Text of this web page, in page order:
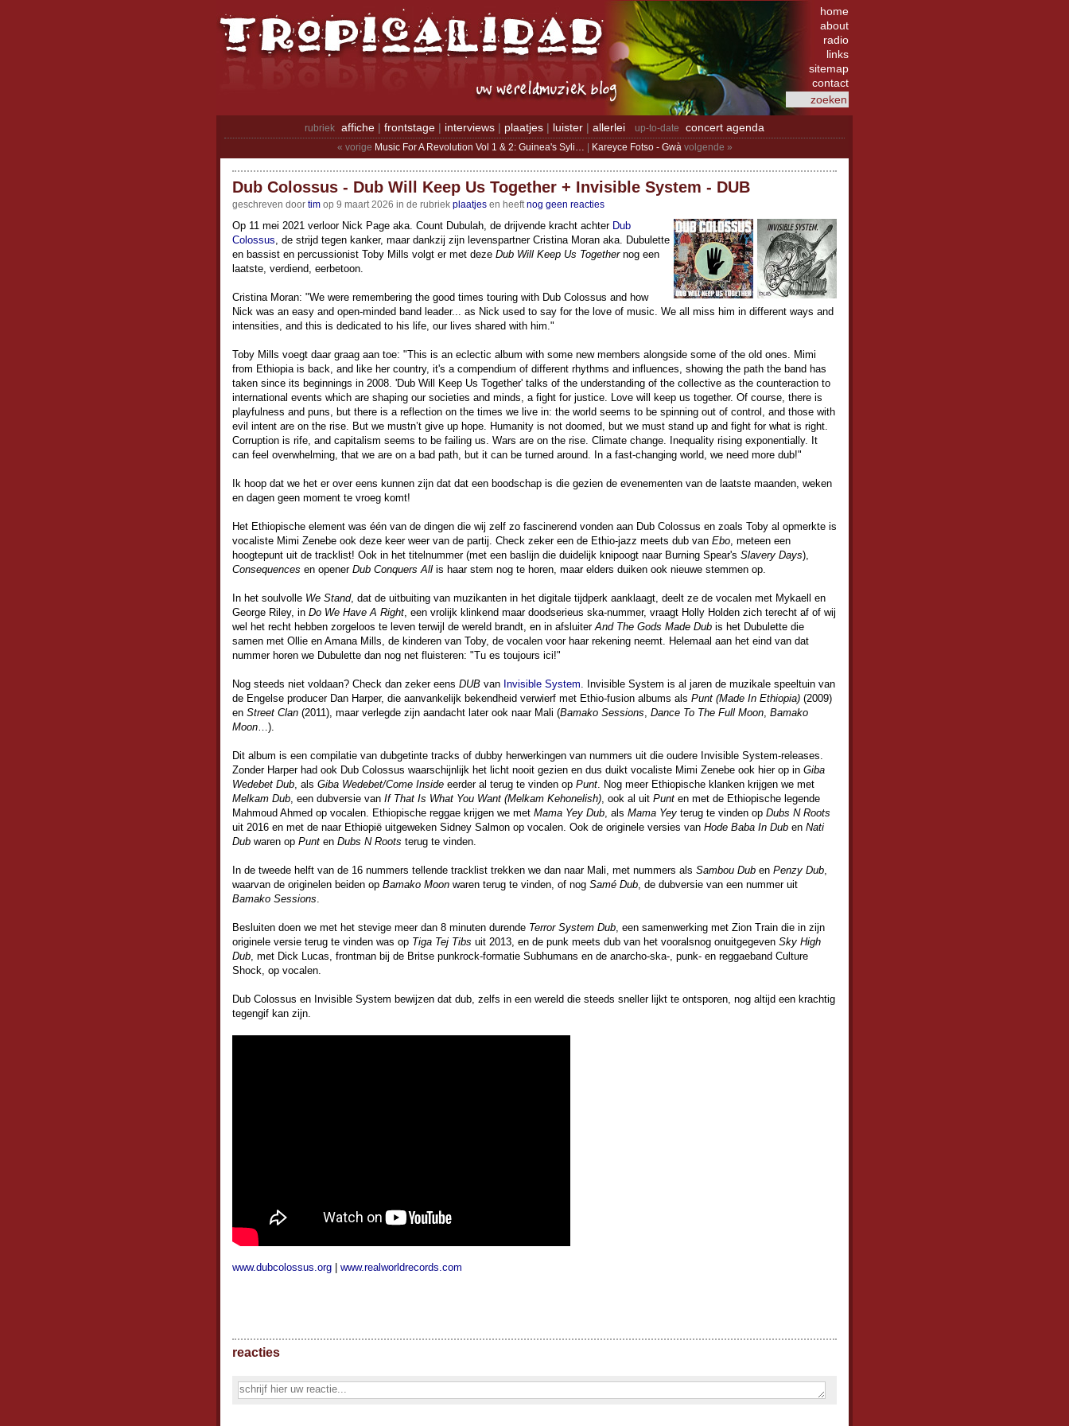
home
about
radio
links
sitemap
contact
rubriek affiche | frontstage | interviews | plaatjes | luister | allerlei up-to-date concert agenda
« vorige Music For A Revolution Vol 1 & 2: Guinea's Syli… Kareyce Fotso - Gwàvolgende »
Dub Colossus - Dub Will Keep Us Together + Invisible System - DUB
geschreven door tim op 9 maart 2026 in de rubriek plaatjes en heeftnog geen reacties
Op 11 mei 2021 verloor Nick Page aka. Count Dubulah, de drijvende kracht achter Dub
Colossus, de strijd tegen kanker, maar dankzij zijn levenspartner Cristina Moran aka. Dubulette
en bassist en percussionist Toby Mills volgt er met deze Dub Will Keep Us Togethernog een
laatste, verdiend, eerbetoon.
Cristina Moran: "We were remembering the good times touring with Dub Colossus and how
Nick was an easy and open-minded band leader... as Nick used to say for the love of music. We all miss him in different ways and
intensities, and this is dedicated to his life, our lives shared with him."
Toby Mills voegt daar graag aan toe: "This is an eclectic album with some new members alongside some of the old ones. Mimi
from Ethiopia is back, and like her country, it's a compendium of different rhythms and influences, showing the path the band has
taken since its beginnings in 2008. 'Dub Will Keep Us Together' talks of the understanding of the collective as the counteraction to
international events which are shaping our societies and minds, a fight for justice. Love will keep us together. Of course, there is
playfulness and puns, but there is a reflection on the times we live in: the world seems to be spinning out of control, and those with
evil intent are on the rise. But we mustn’t give up hope. Humanity is not doomed, but we must stand up and fight for what is right.
Corruption is rife, and capitalism seems to be failing us. Wars are on the rise. Climate change. Inequality rising exponentially. It
can feel overwhelming, that we are on a bad path, but it can be turned around. In a fast-changing world, we need more dub!"
Ik hoop dat we het er over eens kunnen zijn dat dat een boodschap is die gezien de evenementen van de laatste maanden, weken
en dagen geen moment te vroeg komt!
Het Ethiopische element was één van de dingen die wij zelf zo fascinerend vonden aan Dub Colossus en zoals Toby al opmerkte is
vocaliste Mimi Zenebe ook deze keer weer van de partij. Check zeker een de Ethio-jazz meets dub van Ebo, meteen een
hoogtepunt uit de tracklist! Ook in het titelnummer (met een baslijn die duidelijk knipoogt naar Burning Spear's Slavery Days),
Consequences en opener Dub Conquers All is haar stem nog te horen, maar elders duiken ook nieuwe stemmen op.
In het soulvolle We Stand, dat de uitbuiting van muzikanten in het digitale tijdperk aanklaagt, deelt ze de vocalen met Mykaell en
George Riley, in Do We Have A Right, een vrolijk klinkend maar doodserieus ska-nummer, vraagt Holly Holden zich terecht af of wij
wel het recht hebben zorgeloos te leven terwijl de wereld brandt, en in afsluiterAnd The Gods Made Dub is het Dubulette die
samen met Ollie en Amana Mills, de kinderen van Toby, de vocalen voor haar rekening neemt. Helemaal aan het eind van dat
nummer horen we Dubulette dan nog net fluisteren: "Tu es toujours ici!"
Nog steeds niet voldaan? Check dan zeker eens DUB van Invisible System. Invisible System is al jaren de muzikale speeltuin van
de Engelse producer Dan Harper, die aanvankelijk bekendheid verwierf met Ethio-fusion albums als Punt (Made In Ethiopia) (2009)
en Street Clan (2011), maar verlegde zijn aandacht later ook naar Mali (Bamako Sessions, Dance To The Full Moon, Bamako
Moon…).
Dit album is een compilatie van dubgetinte tracks of dubby herwerkingen van nummers uit die oudere Invisible System-releases.
Zonder Harper had ook Dub Colossus waarschijnlijk het licht nooit gezien en dus duikt vocaliste Mimi Zenebe ook hier op in Giba
Wedebet Dub, als Giba Wedebet/Come Inside eerder al terug te vinden op Punt. Nog meer Ethiopische klanken krijgen we met
Melkam Dub, een dubversie van If That Is What You Want (Melkam Kehonelish), ook al uit Punt en met de Ethiopische legende
Mahmoud Ahmed op vocalen. Ethiopische reggae krijgen we met Mama Yey Dub, als Mama Yey terug te vinden op Dubs N Roots
uit 2016 en met de naar Ethiopië uitgeweken Sidney Salmon op vocalen. Ook de originele versies van Hode Baba In Dub en Nati
Dub waren op Punt en Dubs N Roots terug te vinden.
In de tweede helft van de 16 nummers tellende tracklist trekken we dan naar Mali, met nummers als Sambou Dub en Penzy Dub,
waarvan de originelen beiden op Bamako Moon waren terug te vinden, of nog Samé Dub, de dubversie van een nummer uit
Bamako Sessions.
Besluiten doen we met het stevige meer dan 8 minuten durende Terror System Dub, een samenwerking met Zion Train die in zijn
originele versie terug te vinden was op Tiga Tej Tibs uit 2013, en de punk meets dub van het vooralsnog onuitgegeven Sky High
Dub, met Dick Lucas, frontman bij de Britse punkrock-formatie Subhumans en de anarcho-ska-, punk- en reggaeband Culture
Shock, op vocalen.
Dub Colossus en Invisible System bewijzen dat dub, zelfs in een wereld die steeds sneller lijkt te ontsporen, nog altijd een krachtig
tegengif kan zijn.
www.dubcolossus.org www.realworldrecords.com
reacties